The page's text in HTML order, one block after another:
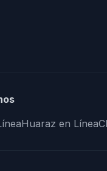
Huaraz en Línea